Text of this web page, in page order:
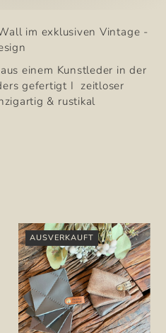
einem Kunstleder in der
gefertigt I zeitloser
& rustikal
AUSVERKAUFT